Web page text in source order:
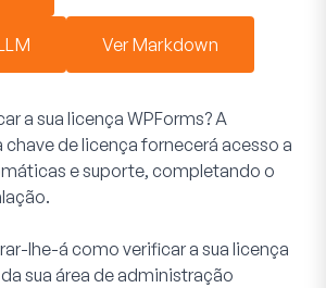
Ver Markdown
a sua licença WPForms? A
chave de licença fornecerá acesso a
e suporte, completando o
lhe-á como verificar a sua licença
sua área de administração